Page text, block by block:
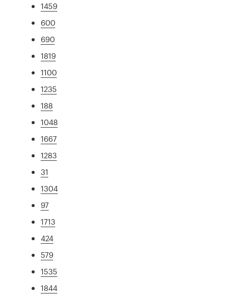
1459
600
690
1819
1100
1235
188
1048
1667
1283
31
1304
97
1713
424
579
1535
1844